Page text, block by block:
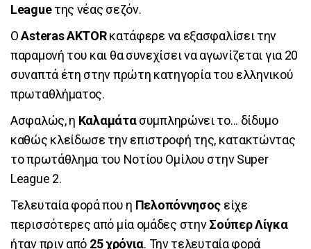
Leagueτης νέας σεζόν.
ΟAsteras AKTORκατάφερε να εξασφαλίσει την
παραμονή του και θα συνεχίσει να αγωνίζεται για 20
συναπτά έτη στην πρώτη κατηγορία του ελληνικού
πρωταθλήματος.
Ασφαλώς, η Καλαμάτασυμπληρώνει το... δίδυμο
καθώς κλείδωσε την επιστροφή της, κατακτώντας
το πρωτάθλημα του Νοτίου Ομίλου στην Super
League 2.
Τελευταία φορά που η Πελοπόννησος είχε
περισσότερες από μία ομάδες στηνΣούπερ Λίγκα
ήταν πριν από 25 χρόνια. Την τελευταία φορά